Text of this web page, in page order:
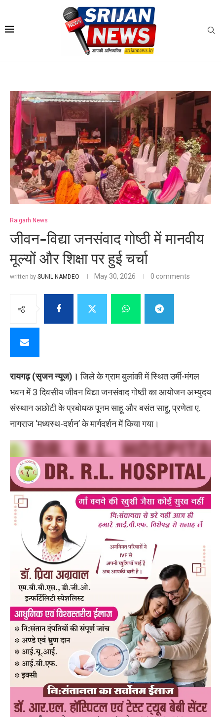
Raigarh News
जीवन-विद्या जनसंवाद गोष्ठी में मानवीय
मूल्यों और शिक्षा पर हुई चर्चा
written by SUNIL NAMDEO May 30, 2026 0 comments
रायगढ़ (सृजन न्यूज)। जिले के ग्राम बुलांकी में स्थित उर्मी-मंगल
भवन में 3 दिवसीय जीवन विद्या जनसंवाद गोष्ठी का आयोजन अभ्युदय
संस्थान अछोटी के प्रबोधक पूनम साहू और बसंत साहू, प्रणेता ए.
नागराज ‘मध्यस्थ-दर्शन’ के मार्गदर्शन में किया गया।